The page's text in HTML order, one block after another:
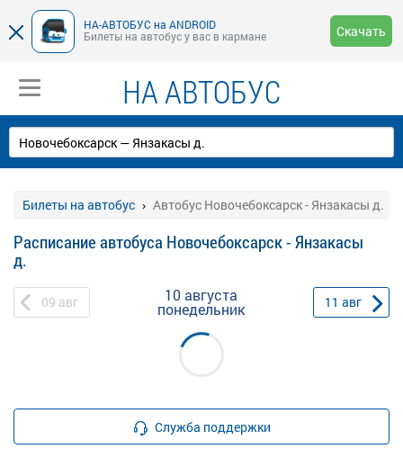
НА-АВТОБУС на ANDROID
Билеты на автобус у вас в кармане
Скачать
НА АВТОБУС
Билеты на автобус Автобус Новочебоксарск - Янзакасы д.
Расписание автобуса Новочебоксарск - Янзакасы
д.
09 авг 10 августа
понедельник 11 авг
Служба поддержки